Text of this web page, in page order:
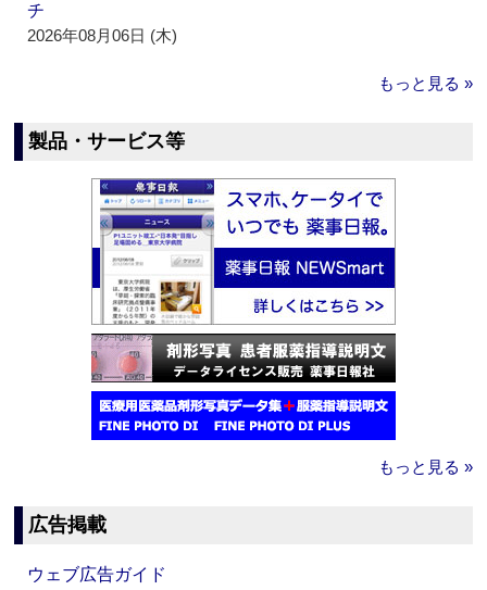
チ
2026年08月06日 (木)
もっと見る »
製品・サービス等
もっと見る »
広告掲載
ウェブ広告ガイド